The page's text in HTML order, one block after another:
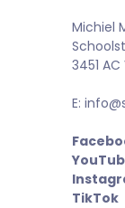
Michiel
3451
E:
TikTok